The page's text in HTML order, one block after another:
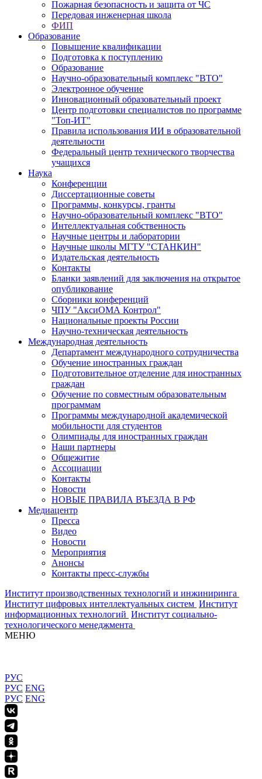
Пожарная безопасность и защита от ЧС
Передовая инженерная школа
ФИП
Образование
Повышение квалификации
Подготовка к поступлению
Образование
Научно-образовательный комплекс "ВТО"
Электронное обучение
Инновационный образовательный проект
Центр подготовки специалистов по программе
"Топ-ИТ"
Правила использования ИИ в образовательной
деятельности
Федеральный центр технического творчества
учащихся
Наука
Конференции
Диссертационные советы
Программы, конкурсы, гранты
Научно-образовательный комплекс "ВТО"
Интеллектуальная собственность
Научные центры и лаборатории
Научные школы МГТУ "СТАНКИН"
Издательская деятельность
Контакты
Бланки заявлений для заключения на открытое
опубликование
Сборники конференций
ЧПУ "АксиОМА Контрол"
Национальные проекты России
Научно-техническая деятельность
Международная деятельность
Департамент международного сотрудничества
Обучение иностранных граждан
Подготовительное отделение для иностранных
граждан
Обучение по совместным образовательным
программам
Программы международной академической
мобильности для студентов
Олимпиады для иностранных граждан
Наши партнеры
Общежитие
Ассоциации
Контакты
Новости
НОВЫЕ ПРАВИЛА ВЪЕЗДА В РФ
Медиацентр
Пресса
Видео
Новости
Мероприятия
Анонсы
Контакты пресс-службы
Институт производственных технологий и инжиниринга
Институт цифровых интеллектуальных систем Институт
информационных технологий Институт социально-
технологического менеджмента
МЕНЮ
РУС
РУС ENG
РУС ENG